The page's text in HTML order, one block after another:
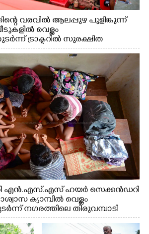
വരവിൽ ആലപ്പുഴ പുളിങ്കുന്ന്
വെള്ളം
ട്രാക്ടറില്‍ സുരക്ഷിത
പോകുന്നവർ
എൻ.എസ്.എസ് ഹയർ സെക്കൻഡറി
ക്യാമ്പിൽ വെള്ളം
നഗരത്തിലെ തിരുവമ്പാടി
സ്കൂളിലെ ക്യാമ്പിലെത്തിയ